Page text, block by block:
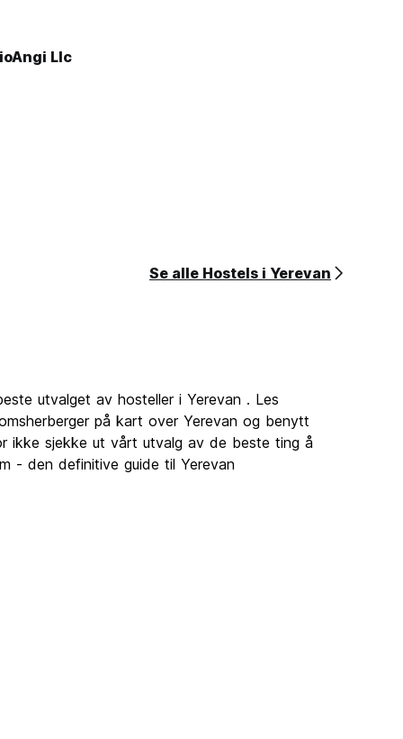
Llc
Se alle Hostels i Yerevan
utvalget av hosteller i Yerevan . Les
på kart over Yerevan og benytt
ikke sjekke ut vårt utvalg av de beste ting å
- den definitive guide til Yerevan